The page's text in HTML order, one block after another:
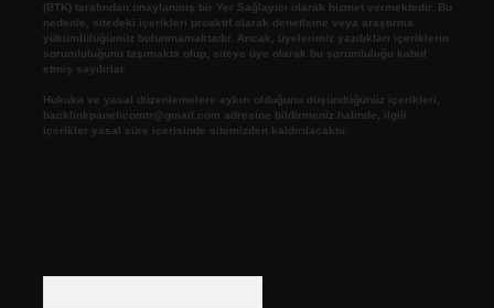
(BTK) tarafından onaylanmış bir Yer Sağlayıcı olarak hizmet vermektedir. Bu
nedenle, sitedeki içerikleri proaktif olarak denetleme veya araştırma
yükümlülüğümüz bulunmamaktadır. Ancak, üyelerimiz yazdıkları içeriklerin
sorumluluğunu taşımakta olup, siteye üye olarak bu sorumluluğu kabul
etmiş sayılırlar.
Hukuka ve yasal düzenlemelere aykırı olduğunu düşündüğünüz içerikleri,
backlinkpanelicomtr@gmail.com adresine bildirmeniz halinde, ilgili
içerikler yasal süre içerisinde sitemizden kaldırılacaktır.